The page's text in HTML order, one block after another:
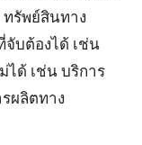
ทรัพย์สินทาง
บต้องได้ เช่น
ได้ เช่น บริการ
ผลิตทาง